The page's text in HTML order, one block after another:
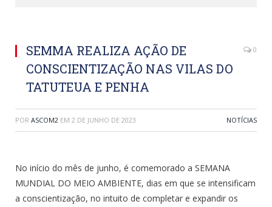
SEMMA REALIZA AÇÃO DE
CONSCIENTIZAÇÃO NAS VILAS DO
TATUTEUA E PENHA
0
POR ASCOM2 EM 2 DE JUNHO DE 2023 NOTÍCIAS
No início do mês de junho, é comemorado a SEMANA
MUNDIAL DO MEIO AMBIENTE, dias em que se intensificam
a conscientização, no intuito de completar e expandir os